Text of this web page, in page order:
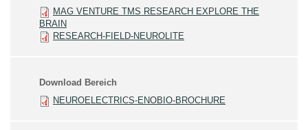
MAG VENTURE TMS RESEARCH EXPLORE THE
BRAIN
RESEARCH-FIELD-NEUROLITE
Download Bereich
NEUROELECTRICS-ENOBIO-BROCHURE